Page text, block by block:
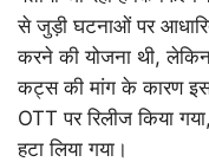
से जुड़ी घटनाओं पर
करने की योजना थी,
कट्स की मांग के कारण
OTT पर रिलीज किया
हटा लिया गया।